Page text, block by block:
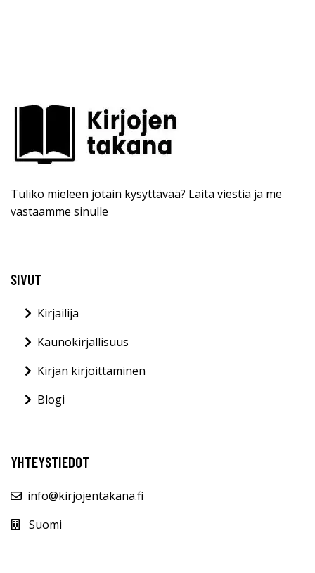
Tuliko mieleen jotain kysyttävää? Laita viestiä ja me
vastaamme sinulle
SIVUT
Kirjailija
Kaunokirjallisuus
Kirjan kirjoittaminen
Blogi
YHTEYSTIEDOT
info@kirjojentakana.fi
Suomi